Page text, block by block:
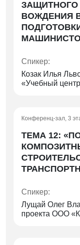
ВОЖДЕНИЯ
Спикер:
Козак Илья
«Учебный
Конференц-зал, 3
ТЕМА 12:
Спикер:
Лущай Олег
проекта ООО